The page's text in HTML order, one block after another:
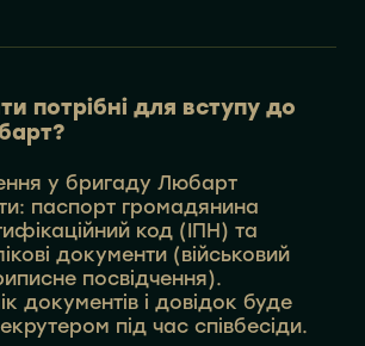
потрібні для вступу до
у бригаду Любарт
паспорт громадянина
код (ІПН) та
документи (військовий
посвідчення).
документів і довідок буде
під час співбесіди.